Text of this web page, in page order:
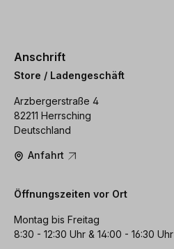
Anschrift
Store / Ladengeschäft
Arzbergerstraße 4
82211 Herrsching
Deutschland
Anfahrt
Öffnungszeiten vor Ort
Montag bis Freitag
8:30 - 12:30 Uhr & 14:00 - 16:30 Uhr